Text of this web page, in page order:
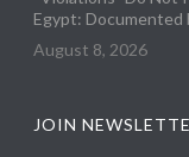
Egypt: Documented
August 8, 2026
JOIN